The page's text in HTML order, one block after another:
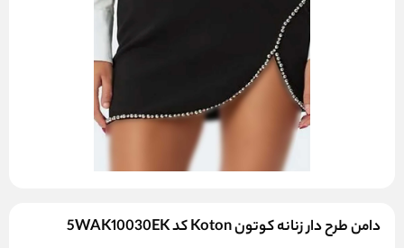
دامن طرح دار زنانه کوتون Koton کد 5WAK10030EK